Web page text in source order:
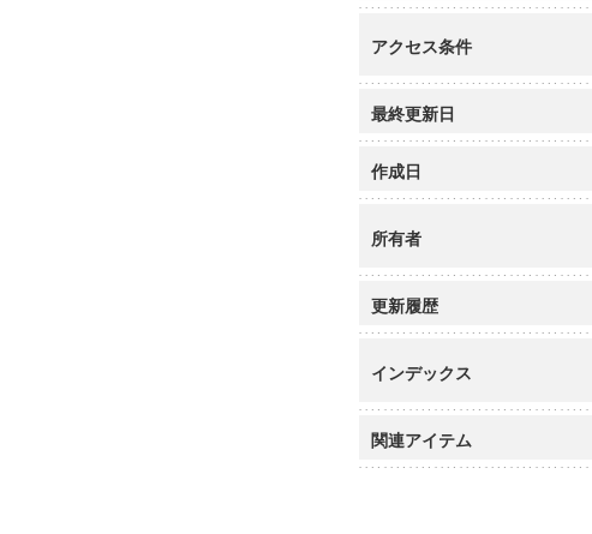
アクセス条件
最終更新日
作成日
所有者
更新履歴
インデックス
関連アイテム